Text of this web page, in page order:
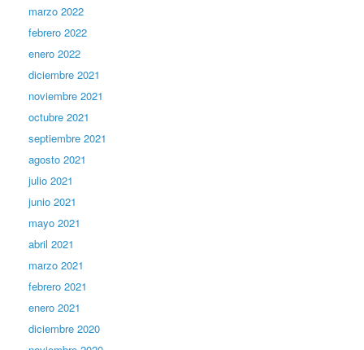
marzo 2022
febrero 2022
enero 2022
diciembre 2021
noviembre 2021
octubre 2021
septiembre 2021
agosto 2021
julio 2021
junio 2021
mayo 2021
abril 2021
marzo 2021
febrero 2021
enero 2021
diciembre 2020